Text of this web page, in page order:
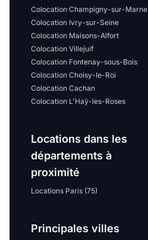
Colocation Champigny-sur-Marne
Colocation Ivry-sur-Seine
Colocation Maisons-Alfort
Colocation Villejuif
Colocation Fontenay-sous-Bois
Colocation Choisy-le-Roi
Colocation Cachan
Colocation L'Haÿ-les-Roses
Locations dans les
départements à
proximité
Locations Paris (75)
Principales villes